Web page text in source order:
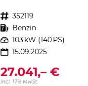
Fahrzeugnr. 352119
Kraftstoff Benzin
Leistung 103 kW (140 PS)
15.09.2025
27.041,– €
incl. 17% MwSt.